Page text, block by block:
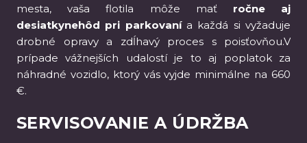
mesta, vaša flotila môže mať ročne aj
desiatkynehôd pri parkovaní a každá si vyžaduje
drobné opravy a zdĺhavý proces s poisťovňou.V
prípade vážnejších udalostí je to aj poplatok za
náhradné vozidlo, ktorý vás vyjde minimálne na 660
€.
SERVISOVANIE A ÚDRŽBA